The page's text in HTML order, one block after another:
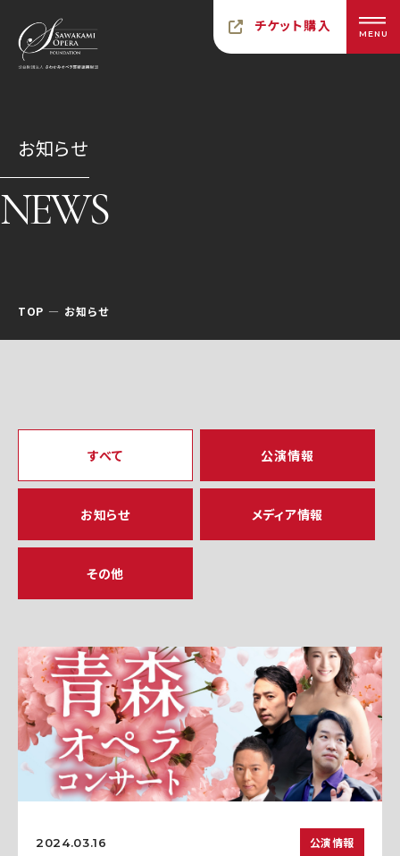
チケット購入 MENU
お知らせ
NEWS
TOP お知らせ
すべて 公演情報
お知らせ メディア情報
その他
2024.03.16 公演情報